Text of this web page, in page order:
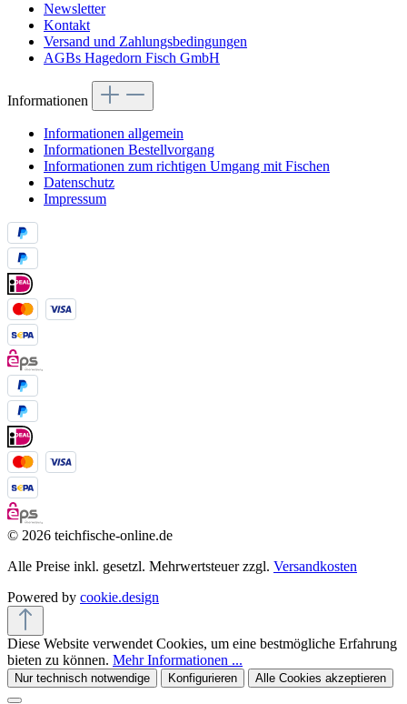
Newsletter
Kontakt
Versand und Zahlungsbedingungen
AGBs Hagedorn Fisch GmbH
Informationen
Informationen allgemein
Informationen Bestellvorgang
Informationen zum richtigen Umgang mit Fischen
Datenschutz
Impressum
© 2026 teichfische-online.de
Alle Preise inkl. gesetzl. Mehrwertsteuer zzgl. Versandkosten
Powered by cookie.design
Diese Website verwendet Cookies, um eine bestmögliche Erfahrung
bieten zu können. Mehr Informationen ...
Nur technisch notwendige Konfigurieren Alle Cookies akzeptieren